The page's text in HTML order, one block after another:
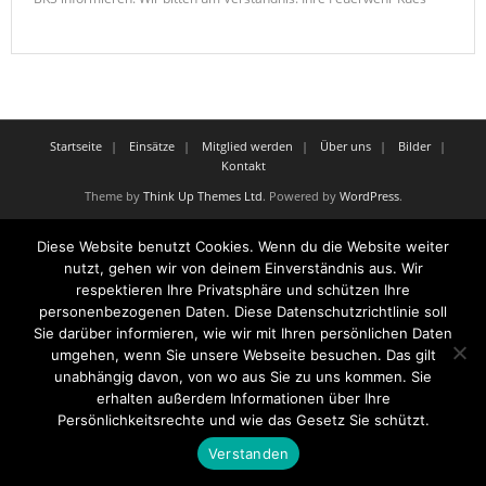
Startseite Einsätze Mitglied werden Über uns
Bilder
Kontakt
Theme by Think Up Themes Ltd. Powered by WordPress.
Diese Website benutzt Cookies. Wenn du die Website weiter
nutzt, gehen wir von deinem Einverständnis aus. Wir
respektieren Ihre Privatsphäre und schützen Ihre
personenbezogenen Daten. Diese Datenschutzrichtlinie soll
Sie darüber informieren, wie wir mit Ihren persönlichen Daten
umgehen, wenn Sie unsere Webseite besuchen. Das gilt
unabhängig davon, von wo aus Sie zu uns kommen. Sie
erhalten außerdem Informationen über Ihre
Persönlichkeitsrechte und wie das Gesetz Sie schützt.
Verstanden